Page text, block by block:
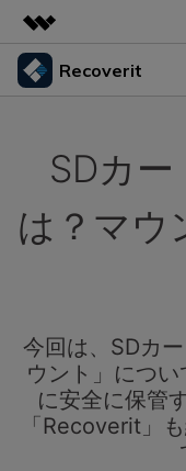
製品
企業情報
プラン＆価格
Recoverit
Windowsデ
Recoverit
Macの大切な
機能一覧
ドライブから復元
削除されたメディ
独自の復元ソリュ
ドキュメントを復元
データ損失のシナ
データ復元事例
外付けデバイス復元
パソコン復元
その他の復元
データ復元の専門家
カスタマーストー
操作ガイド
SDカ
は？マウ
今回は、SDカ
ウント」につ
に安全に保管
「Recoverit」